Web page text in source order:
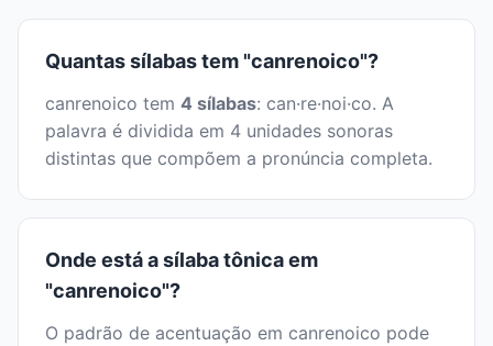
Quantas sílabas tem "canrenoico"?
canrenoico tem 4 sílabas: can·re·noi·co. A
palavra é dividida em 4 unidades sonoras
distintas que compõem a pronúncia completa.
Onde está a sílaba tônica em
"canrenoico"?
O padrão de acentuação em canrenoico pode